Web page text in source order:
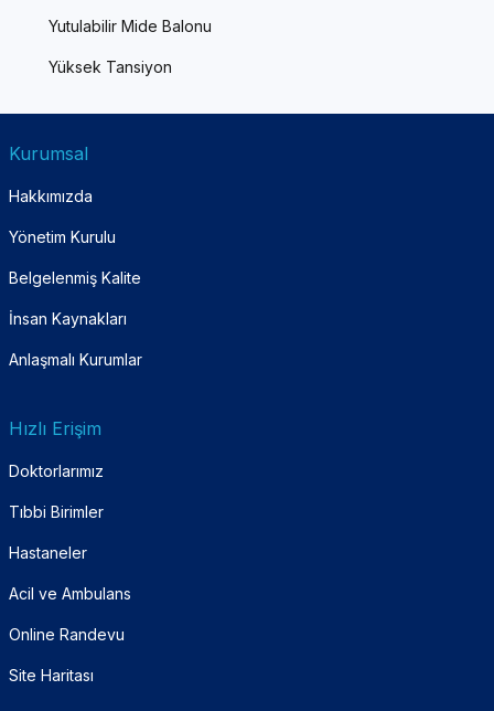
Yutulabilir Mide Balonu
Yüksek Tansiyon
Kurumsal
Hakkımızda
Yönetim Kurulu
Belgelenmiş Kalite
İnsan Kaynakları
Anlaşmalı Kurumlar
Hızlı Erişim
Doktorlarımız
Tıbbi Birimler
Hastaneler
Acil ve Ambulans
Online Randevu
Site Haritası